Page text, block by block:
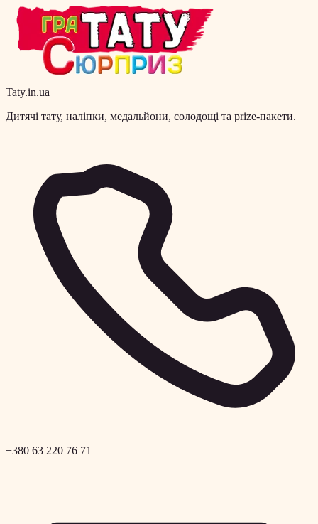
Taty.in.ua
Дитячі тату, наліпки, медальйони, солодощі та prize-пакети.
+380 63 220 76 71